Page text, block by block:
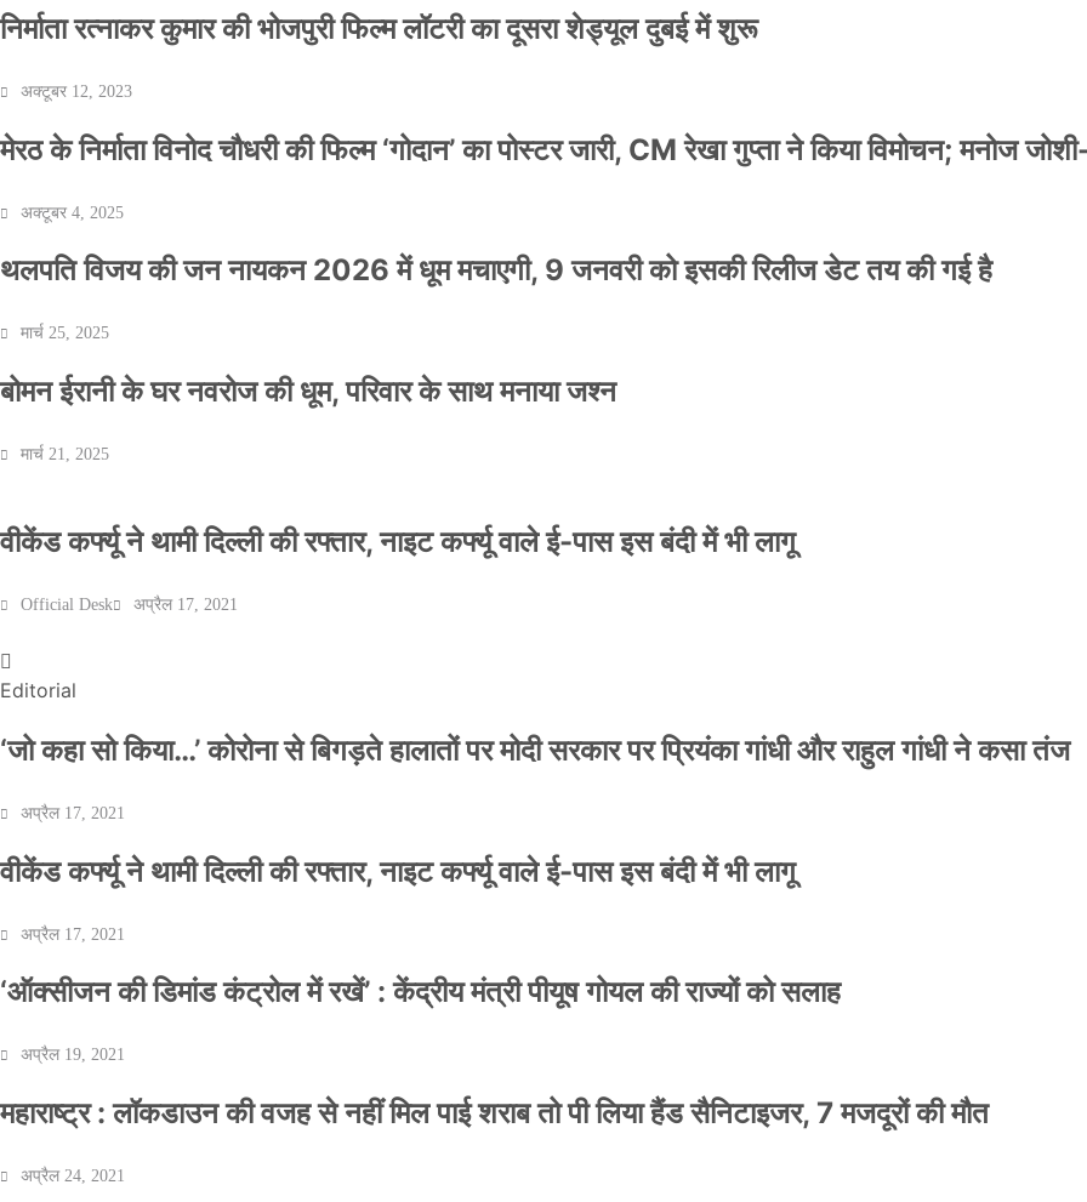
निर्माता रत्नाकर कुमार की भोजपुरी फिल्म लॉटरी का दूसरा शेड्यूल दुबई में शुरू
अक्टूबर 12, 2023
मेरठ के निर्माता विनोद चौधरी की फिल्म ‘गोदान’ का पोस्टर जारी, CM रेखा गुप्ता ने किया विमोचन; मनोज
अक्टूबर 4, 2025
थलपति विजय की जन नायकन 2026 में धूम मचाएगी, 9 जनवरी को इसकी रिलीज डेट तय की गई है
मार्च 25, 2025
बोमन ईरानी के घर नवरोज की धूम, परिवार के साथ मनाया जश्न
मार्च 21, 2025
वीकेंड कर्फ्यू ने थामी दिल्ली की रफ्तार, नाइट कर्फ्यू वाले ई-पास इस बंदी में भी लागू
Official Desk अप्रैल 17, 2021
Editorial
‘जो कहा सो किया…’ कोरोना से बिगड़ते हालातों पर मोदी सरकार पर प्रियंका गांधी और राहुल गांधी ने कसा तंज
अप्रैल 17, 2021
वीकेंड कर्फ्यू ने थामी दिल्ली की रफ्तार, नाइट कर्फ्यू वाले ई-पास इस बंदी में भी लागू
अप्रैल 17, 2021
‘ऑक्सीजन की डिमांड कंट्रोल में रखें’ : केंद्रीय मंत्री पीयूष गोयल की राज्यों को सलाह
अप्रैल 19, 2021
महाराष्ट्र : लॉकडाउन की वजह से नहीं मिल पाई शराब तो पी लिया हैंड सैनिटाइजर, 7 मजदूरों की मौत
अप्रैल 24, 2021